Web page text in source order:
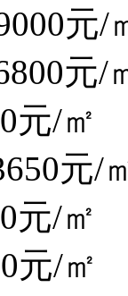
元/
元/
元/㎡
元/
元/㎡
元/㎡